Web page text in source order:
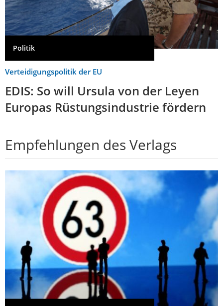
Politik
Verteidigungspolitik der EU
EDIS: So will Ursula von der Leyen
Europas Rüstungsindustrie fördern
Empfehlungen des Verlags